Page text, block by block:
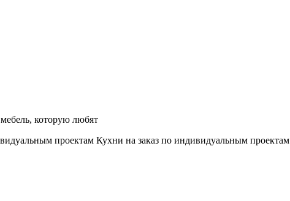
мебель, которую любят
Кухни на заказ по индивидуальным проектам